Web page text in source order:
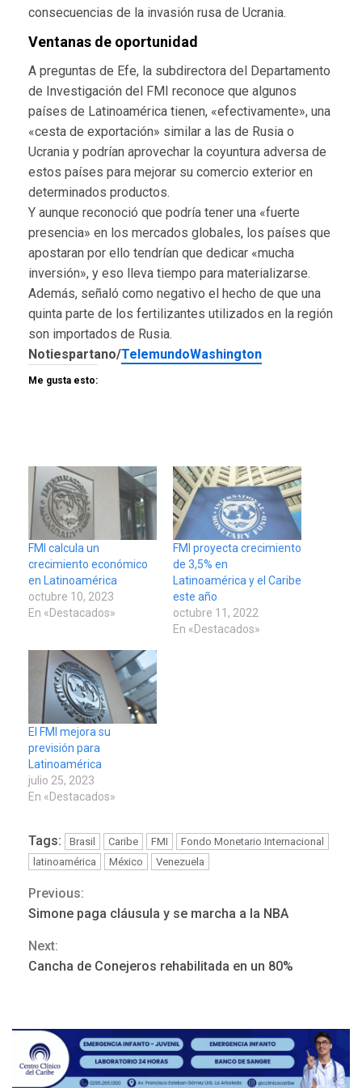
consecuencias de la invasión rusa de Ucrania.
Ventanas de oportunidad
A preguntas de Efe, la subdirectora del Departamento
de Investigación del FMI reconoce que algunos
países de Latinoamérica tienen, «efectivamente», una
«cesta de exportación» similar a las de Rusia o
Ucrania y podrían aprovechar la coyuntura adversa de
estos países para mejorar su comercio exterior en
determinados productos.
Y aunque reconoció que podría tener una «fuerte
presencia» en los mercados globales, los países que
apostaran por ello tendrían que dedicar «mucha
inversión», y eso lleva tiempo para materializarse.
Además, señaló como negativo el hecho de que una
quinta parte de los fertilizantes utilizados en la región
son importados de Rusia.
Notiespartano/TelemundoWashington
Me gusta esto:
FMI calcula un
crecimiento económico
en Latinoamérica
octubre 10, 2023
En «Destacados»
FMI proyecta crecimiento
de 3,5% en
Latinoamérica y el Caribe
este año
octubre 11, 2022
En «Destacados»
El FMI mejora su
previsión para
Latinoamérica
julio 25, 2023
En «Destacados»
Tags: Brasil Caribe FMI
Fondo Monetario Internacional
latinoamérica
México Venezuela
Continue
Reading
Previous:
Simone paga cláusula y se marcha a la NBA
Next:
Cancha de Conejeros rehabilitada en un 80%
Hutíes de Yemen dicen que
REGIONALES ÚLTIMA HORA
Instituciones estadales se